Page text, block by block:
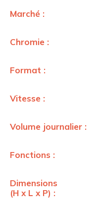
Marché :
Chromie :
Format :
Vitesse :
Volume journalier :
Fonctions :
Dimensions
(H x L x P) :